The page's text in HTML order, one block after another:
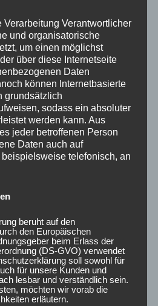
CONCAVER CVR1
19×8,5 ET35 5×120
Platinum Black
5
Verarbeitung Verantwortlicher
und organisatorische
um einen möglichst
über diese Internetseite
Daten
können Internetbasierte
grundsätzlich
sodass ein absoluter
werden kann. Aus
jeder betroffenen Person
Daten auch auf
telefonisch, an
beruht auf den
den Europäischen
beim Erlass der
(DS-GVO) verwendet
soll sowohl für
für unsere Kunden und
lesbar und verständlich sein.
möchten wir vorab die
erläutern.